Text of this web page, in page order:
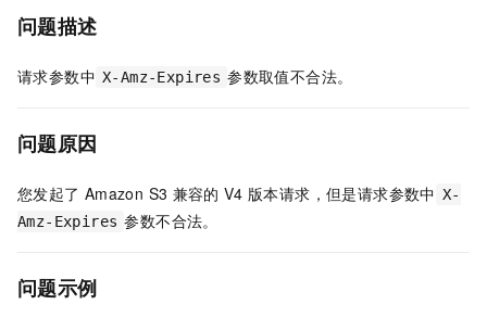
问题描述
请求参数中 X-Amz-Expires 参数取值不合法。
问题原因
您发起了 Amazon S3 兼容的 V4 版本请求，但是请求参数中 X-
Amz-Expires 参数不合法。
问题示例